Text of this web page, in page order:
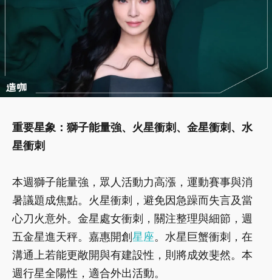
重要星象：獅子能量強、火星衝刺、金星衝刺、水
星衝刺
本週獅子能量強，眾人活動力高漲，運動賽事與消
暑議題成焦點。火星衝刺，避免因急躁而失言及當
心刀火意外。金星處女衝刺，關注整理與細節，週
五金星進天秤。嘉惠開創星座。水星巨蟹衝刺，在
溝通上若能更敞開與有建設性，則將成效斐然。本
週行星全陽性，適合外出活動。